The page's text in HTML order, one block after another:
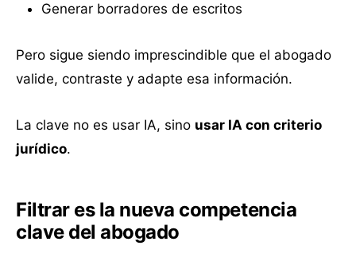
Generar borradores de escritos
Pero sigue siendo imprescindible que el abogado
valide, contraste y adapte esa información.
La clave no es usar IA, sino usar IA con criterio
jurídico.
Filtrar es la nueva competencia
clave del abogado